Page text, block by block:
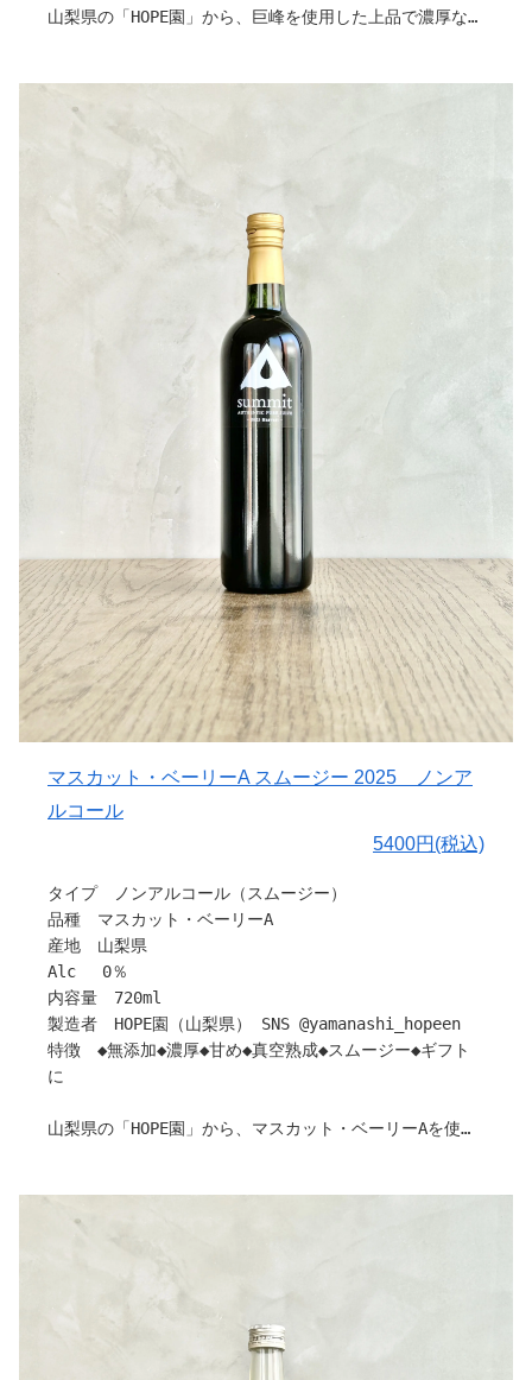
まずはフレッシュと、“1年もの”を。
〇ヒトコト
山梨の、博士との出会いがきっかけ。
こんなにジュースを作る工程に、こだわりがあるなんて知
らなかった
（ジュースってしぼって終わりかと思ってた！）
「これまで不可能とされた「ジュースの熟成」を実現」
ジュースを製造している本店は、”10年もの” の販売も行
われています。
ワインのように、御坂のテロワールを10年後も楽しんでみ
てはいかがでしょうか？​
ロマン溢れる、粋な贈り物に。
※こちらの商品自体は、2年の賞味期限です。熟成商品は
〇取り入れ方は？
世の濃縮還元ジュースは、濃縮され輸入された後、水で
子どもジュースも、香料やph調整剤は常連。
ひとつでも心配事は、減らしたい。そんな方にもオススメ
です。
弱い酸味（酒石酸）は腸内環境を整えながら、腸内善玉菌
を活性化
腸活のための、ひとつのツールとして オススメできるジ
ュースなのです。
微細果肉繊維は、その腸内善玉菌の栄養分となり、より腸
内善玉菌を活性化させるといわれています。
この微細繊維質は同時に糖質の急激な吸収を抑え、低GI効
空けると酸素との発酵を始めます。味が変わっていきます
大切な方への贈り物や、
身体を想った ギフトに。
〇保管について
直射日光を避け、40°Cを超えない冷暗所で保管してくださ
い。
引用：HOPE園
山梨県の「HOPE園」から、巨峰を使用した上品で濃厚なス
とよく馴染むため、生ハムを添えたクリームチーズや、鴨
日々のリラックスタイムに、果実の濃密な味わいを気兼ね
なく楽しみたい一本です。
贈り物にいかがでしょうか。
あの巨峰が！スムージーに！
日本のぶどうが巨峰メインだった時代に、もしかしたらぶ
どうジュースとして飲み飽きたのが巨峰味かもしれません
そんな方にもオススメしたい。
スムージーになると、とても上品で、巨峰の味を改めてじ
っくり感じられて、巨峰の美味しさを想い出していただけ
もちろん無加糖、無着色、無香料。
〇HOPE園 のsummitについて
素材への約束
無添加。無加糖。無加水。無濃縮。無調整。
味も、色も、香りも。
すべては果実がもつものだけ。
余計な手を加えず、素材の力を、最大限に引き出す
毎年ちがう、本物。
果実の個性は、年ごとに異なり、甘みも、酸味も、香り
私たちは数多ある果実の中から、ーその年にもっとも輝く
だからこそ、毎年ちがう。
そして毎年、本物が生まれるのです。
時間という旨味。
類を見ない“真空熟成”を可能にした独自製法
静かに、ゆっくりと時間を重ねることで
甘みはより深く、味わいはひとつにまとまっていく。
まるでワインのように
季節を越えることに表情が変わる。
熟成商品も近年中にリリース予定。
〇ヒトコト
山梨の、博士との出会いがきっかけ。
（ジュースってしぼって終わりかと思ってた！）
「これまで不可能とされた「ジュースの熟成」を実現」
ジュースを製造している本店は、”10年もの” の販売も行
マスカット・ベーリーA スムージー 2025 ノンア
ルコール
5400円(税込)
タイプ ノンアルコール（スムージー）
品種 マスカット・ベーリーA
産地 山梨県
Alc 0％
内容量 720ml
製造者 HOPE園（山梨県） SNS @yamanashi_hopeen
特徴 ◆無添加◆濃厚◆甘め◆真空熟成◆スムージー◆ギフト
に
山梨県の「HOPE園」から、マスカット・ベーリーAを使用
日々のリラックスタイムに、果実の濃密な味わいを気兼ね